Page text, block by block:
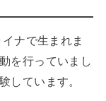
ナで生まれま
を行っていまし
しています。